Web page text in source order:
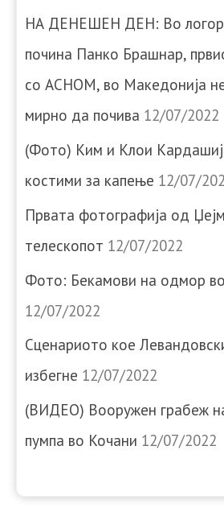
НА ДЕНЕШЕН ДЕН: Во
почина Панко Брашнар,
со АСНОМ, во Македонија
мирно да почива 12/07/2022
(Фото) Ким и Клои
костими за капење 12/07/
Првата фотографија од
телескопот 12/07/2022
Фото: Бекамови на одмор
12/07/2022
Сценариото кое
избегне 12/07/2022
(ВИДЕО) Вооружен грабеж
пумпа во Кочани 12/07/2022